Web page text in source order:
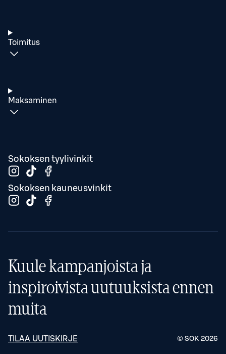
Toimitus
Maksaminen
Sokoksen tyylivinkit
Sokoksen kauneusvinkit
Kuule kampanjoista ja
inspiroivista uutuuksista ennen
muita
TILAA UUTISKIRJE © SOK 2026